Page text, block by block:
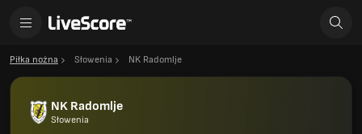
Piłka nożna Słowenia NK Radomlje
NK Radomlje
Słowenia